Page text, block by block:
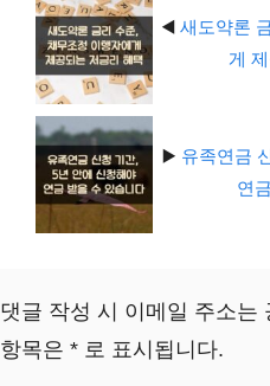
◀️ 새도약론
게
▶️ 유족연금
연
댓글 작성 시 이메일 주소는
항목은 * 로 표시됩니다.